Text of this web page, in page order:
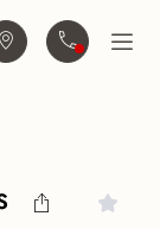
Trova agenziaContattaciApri